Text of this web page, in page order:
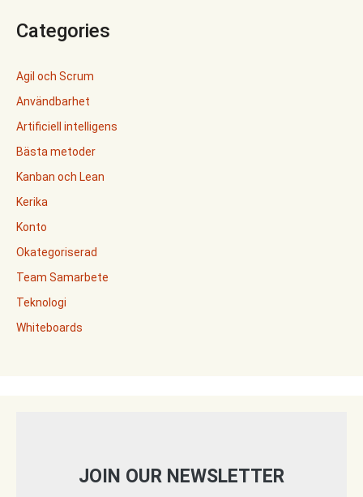
Categories
Agil och Scrum
Användbarhet
Artificiell intelligens
Bästa metoder
Kanban och Lean
Kerika
Konto
Okategoriserad
Team Samarbete
Teknologi
Whiteboards
JOIN OUR NEWSLETTER